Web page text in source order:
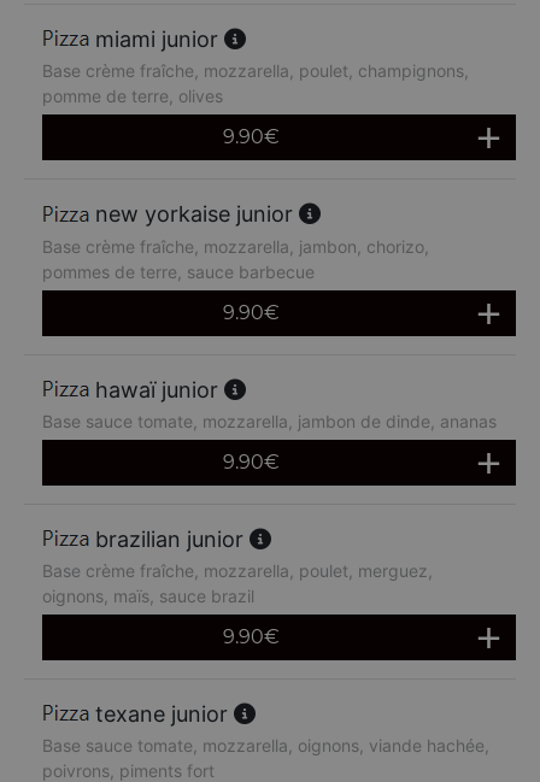
miami junior
Base crème fraîche, mozzarella, poulet, champignons,
pomme de terre, olives
9.90€
new yorkaise junior
Base crème fraîche, mozzarella, jambon, chorizo,
pommes de terre, sauce barbecue
9.90€
hawaï junior
Base sauce tomate, mozzarella, jambon de dinde, ananas
9.90€
brazilian junior
Base crème fraîche, mozzarella, poulet, merguez,
oignons, maïs, sauce brazil
9.90€
texane junior
Base sauce tomate, mozzarella, oignons, viande hachée,
poivrons, piments fort